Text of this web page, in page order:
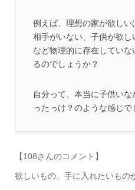
例えば、理想の家が欲し
相手がいない、子供が欲し
など物理的に存在してい
るのでしょうか？
自分って、本当に子供い
ったっけ？のような感じで
【108さんのコメント】
欲しいもの、手に入れたいもの